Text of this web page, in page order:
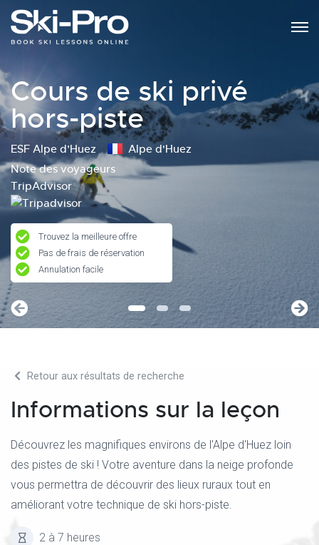
Cours de ski privé
hors-piste
ESF Alpe d’Huez
Alpe d'Huez
Note des voyageurs
TripAdvisor
Trouvez la meilleure offre
Pas de frais de réservation
Annulation facile
Retour aux résultats de recherche
Informations sur la leçon
Découvrez les magnifiques environs de l'Alpe d'Huez loin
des pistes de ski ! Votre aventure dans la neige profonde
vous permettra de découvrir des lieux ruraux tout en
améliorant votre technique de ski hors-piste.
2 à 7 heures